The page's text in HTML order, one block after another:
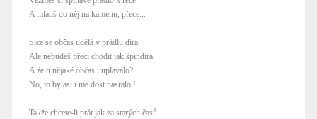
A mlátíš do něj na kamenu, přece...
Sice se občas udělá v prádlu díra
Ale nebudeš přeci chodit jak špindíra
A že ti nějaké občas i uplavalo?
No, to by asi i mě dost nasralo !
Takže chcete-li prát jak za starých časů